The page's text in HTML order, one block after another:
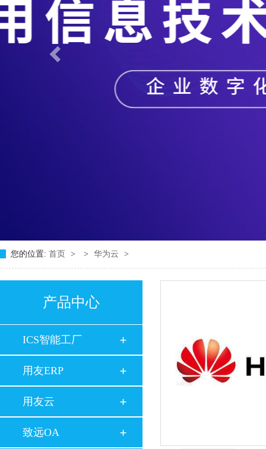
您的位置: 首页 > > 华为云 >
产品中心
ICS智能工厂
用友ERP
用友云
致远OA